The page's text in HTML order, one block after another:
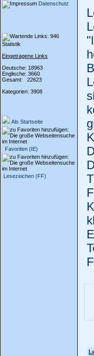
Datenschutz
Statistik
Eingetragene Links
Deutsche: 18963
Englische: 3660
Gesamt: 22623
Kategorien: 3908
Als Startseite
Favoriten (IE)
Lesezeichen (FF)